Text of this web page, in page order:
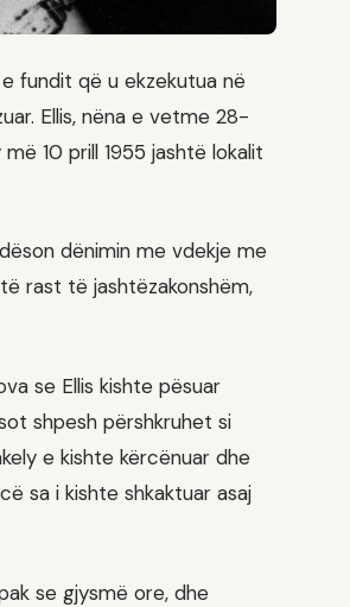
fundit që u ekzekutua në
Ellis, nëna e vetme 28-
10 prill 1955 jashtë lokalit
dënimin me vdekje me
rast të jashtëzakonshëm,
se Ellis kishte pësuar
shpesh përshkruhet si
e kishte kërcënuar dhe
sa i kishte shkaktuar asaj
se gjysmë ore, dhe